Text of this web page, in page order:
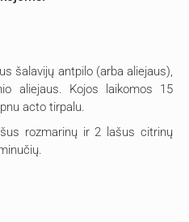
šalavijų antpilo (arba aliejaus),
aliejaus. Kojos laikomos 15
acto tirpalu.
rozmarinų ir 2 lašus citrinų